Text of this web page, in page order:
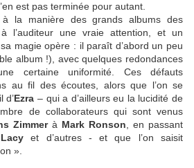
est pas terminée pour autant.
la manière des grands albums des
l’auditeur une vraie attention, et un
magie opère : il paraît d’abord un peu
album !), avec quelques redondances
certaine uniformité. Ces défauts
au fil des écoutes, alors que l’on se
d’Ezra – qui a d’ailleurs eu la lucidité de
de collaborateurs qui sont venus
Zimmerà Mark Ronson , en passant
et d’autres - et que l’on saisit
».